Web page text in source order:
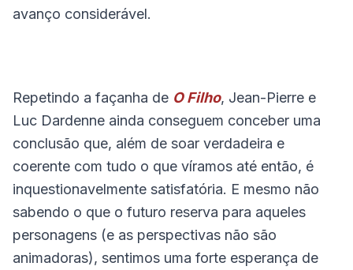
avanço considerável.
Repetindo a façanha de O Filho, Jean-Pierre e
Luc Dardenne ainda conseguem conceber uma
conclusão que, além de soar verdadeira e
coerente com tudo o que víramos até então, é
inquestionavelmente satisfatória. E mesmo não
sabendo o que o futuro reserva para aqueles
personagens (e as perspectivas não são
animadoras), sentimos uma forte esperança de